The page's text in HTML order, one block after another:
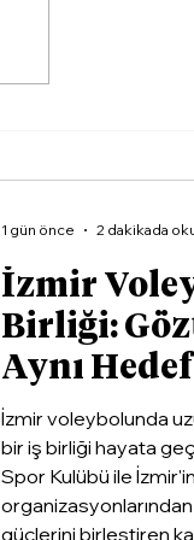
İzmir
Birliği:
Aynı
İzmir voleybolunda
bir iş birliği hayata
Spor Kulübü ile
güçlerini birleştiren
1 gün önce 2 dakikada